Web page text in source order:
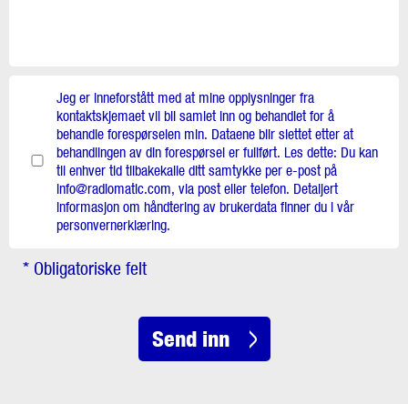
Jeg er inneforstått med at mine opplysninger fra
kontaktskjemaet vil bli samlet inn og behandlet for å
behandle forespørselen min. Dataene blir slettet etter at
behandlingen av din forespørsel er fullført. Les dette: Du kan
til enhver tid tilbakekalle ditt samtykke per e-post på
info@radiomatic.com, via post eller telefon. Detaljert
informasjon om håndtering av brukerdata finner du i vår
personvernerklæring.
* Obligatoriske felt
Send inn